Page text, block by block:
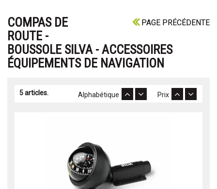
PAGE PRÉCÉDENTE
COMPAS DE
ROUTE -
BOUSSOLE SILVA - ACCESSOIRES
ÉQUIPEMENTS DE NAVIGATION
5 articles. Prix
Alphabétique